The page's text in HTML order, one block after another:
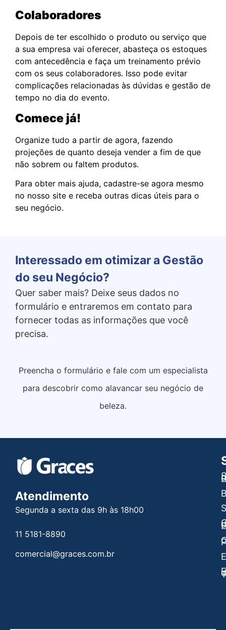
Colaboradores
Depois de ter escolhido o produto ou serviço que
a sua empresa vai oferecer, abasteça os estoques
com antecedência e faça um treinamento prévio
com os seus colaboradores. Isso pode evitar
complicações relacionadas às dúvidas e gestão de
tempo no dia do evento.
Comece já!
Organize tudo a partir de agora, fazendo
projeções de quanto deseja vender a fim de que
não sobrem ou faltem produtos.
Para obter mais ajuda, cadastre-se agora mesmo
no nosso site e receba outras dicas úteis para o
seu negócio.
Interessado em otimizar a Gestão
do seu Negócio?
Quer saber mais? Deixe seus dados no
formulário e entraremos em contato para
fornecer todas as informações que você
precisa.
Preencha o formulário e fale com um especialista
para descobrir como alavancar seu negócio de
beleza.
Atendimento
Segunda a sexta das 9h às 18h00
11 5181-8890
comercial@graces.com.br